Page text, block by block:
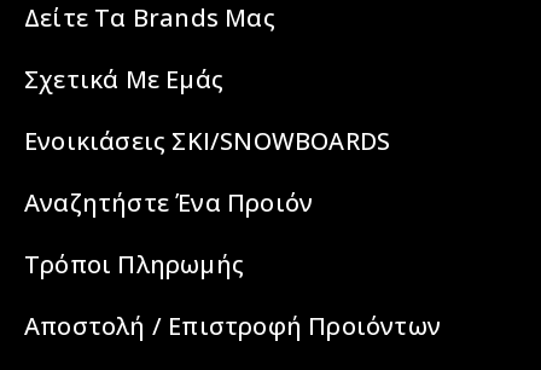
Δείτε Τα Brands Μας
Σχετικά Με Εμάς
Ενοικιάσεις ΣΚΙ/SNOWBOARDS
Αναζητήστε Ένα Προιόν
Τρόποι Πληρωμής
Αποστολή / Επιστροφή Προιόντων